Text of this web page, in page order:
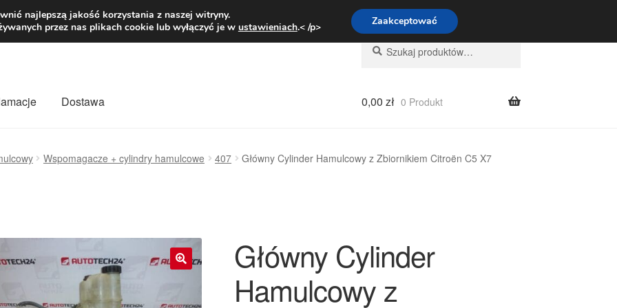
zł Pn.-pt. 9:00-16:00800 003 167
Szukaj:
Szukaj
Dostawa 0,00 zł 0 Produkt
Wspomagacze + cylindry hamulcowe 407
Główny Cylinder Hamulcowy z Zbiornikiem Citroën C5 X7
Główny Cylinder
Hamulcowy z
najlepszą jakość korzystania z naszej witryny.
przez nas plikach cookie lub wyłączyć je w ustawieniach.< /p> Zaakceptować